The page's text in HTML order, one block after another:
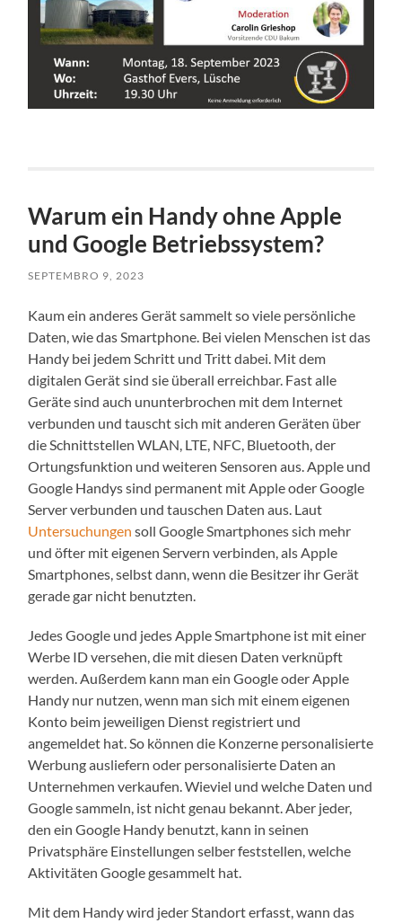
Warum ein Handy ohne Apple
und Google Betriebssystem?
SEPTEMBRO 9, 2023
Kaum ein anderes Gerät sammelt so viele persönliche
Daten, wie das Smartphone. Bei vielen Menschen ist das
Handy bei jedem Schritt und Tritt dabei. Mit dem
digitalen Gerät sind sie überall erreichbar. Fast alle
Geräte sind auch ununterbrochen mit dem Internet
verbunden und tauscht sich mit anderen Geräten über
die Schnittstellen WLAN, LTE, NFC, Bluetooth, der
Ortungsfunktion und weiteren Sensoren aus. Apple und
Google Handys sind permanent mit Apple oder Google
Server verbunden und tauschen Daten aus. Laut
Untersuchungen soll Google Smartphones sich mehr
und öfter mit eigenen Servern verbinden, als Apple
Smartphones, selbst dann, wenn die Besitzer ihr Gerät
gerade gar nicht benutzten.
Jedes Google und jedes Apple Smartphone ist mit einer
Werbe ID versehen, die mit diesen Daten verknüpft
werden. Außerdem kann man ein Google oder Apple
Handy nur nutzen, wenn man sich mit einem eigenen
Konto beim jeweiligen Dienst registriert und
angemeldet hat. So können die Konzerne personalisierte
Werbung ausliefern oder personalisierte Daten an
Unternehmen verkaufen. Wieviel und welche Daten und
Google sammeln, ist nicht genau bekannt. Aber jeder,
den ein Google Handy benutzt, kann in seinen
Privatsphäre Einstellungen selber feststellen, welche
Aktivitäten Google gesammelt hat.
Mit dem Handy wird jeder Standort erfasst, wann das